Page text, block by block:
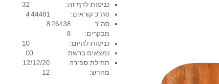
ר
י
ם
נ
ו
ש
32
4
כניסות לדף זה:
44481
8
סה"כ קוראים:
26438
8
סה"כ
מבקרים:
10
0
כניסות להיום:
0
נמצאים ברשת:
12/12/20
12
תחילת ספירה
מחדש: